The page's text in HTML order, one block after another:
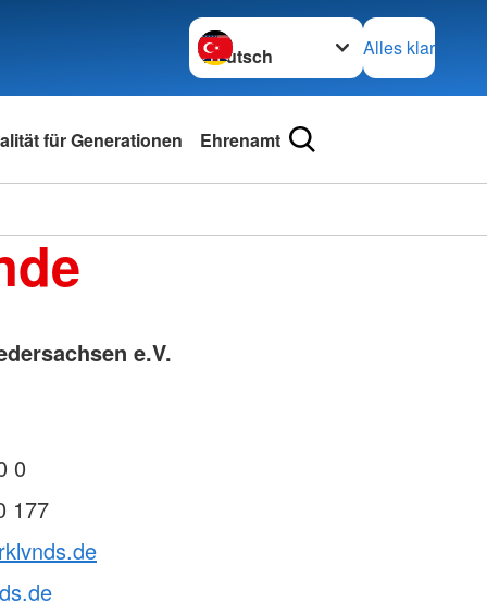
Sprache wechseln zu
Alles klar
für Generationen Ehrenamt
e.V.
0
177